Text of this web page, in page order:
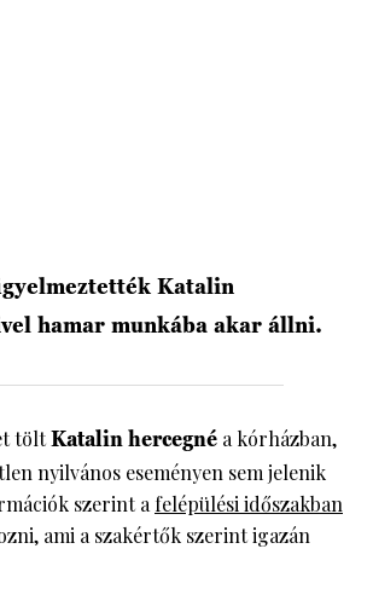
Katalin
hamar munkába akar állni.
töltKatalin hercegné a kórházban,
nyilvános eseményen sem jelenik
szerint afelépülési időszakban
ami a szakértők szerint igazán